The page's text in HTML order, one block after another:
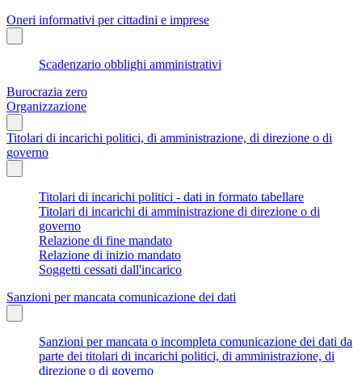
Oneri informativi per cittadini e imprese
Scadenzario obblighi amministrativi
Burocrazia zero
Organizzazione
Titolari di incarichi politici, di amministrazione, di direzione o di
governo
Titolari di incarichi politici - dati in formato tabellare
Titolari di incarichi di amministrazione di direzione o di
governo
Relazione di fine mandato
Relazione di inizio mandato
Soggetti cessati dall'incarico
Sanzioni per mancata comunicazione dei dati
Sanzioni per mancata o incompleta comunicazione dei dati da
parte dei titolari di incarichi politici, di amministrazione, di
direzione o di governo